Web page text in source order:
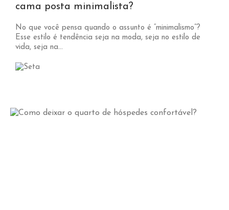
cama posta minimalista?
No que você pensa quando o assunto é “minimalismo”?
Esse estilo é tendência seja na moda, seja no estilo de
vida, seja na...